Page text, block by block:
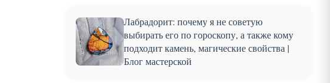
Лабрадорит: почему я не советую
выбирать его по гороскопу, а также кому
подходит камень, магические свойства |
Блог мастерской